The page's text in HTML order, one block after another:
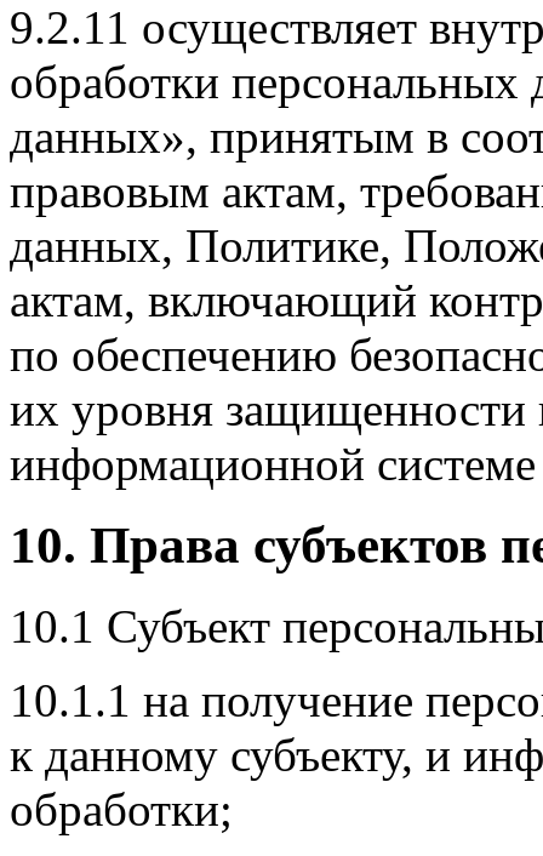
9.2.11 осуществляет
обработки
данных», принятым в
правовым актам,
данных, Политике,
актам, включающий
по обеспечению
их уровня защищенности
информационной
10. Права субъектов
10.1 Субъект
10.1.1 на получение
к данному субъекту, и
обработки;